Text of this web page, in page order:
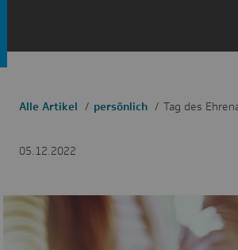
Alle Artikel persönlich Tag des
05.12.2022